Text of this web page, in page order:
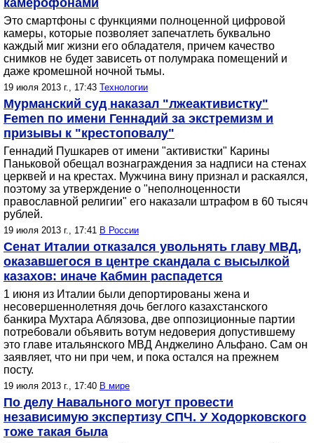
камерофонами
Это смартфоны с функциями полноценной цифровой
камеры, которые позволяет запечатлеть буквально
каждый миг жизни его обладателя, причем качество
снимков не будет зависеть от полумрака помещений и
даже кромешной ночной тьмы.
19 июля 2013 г., 17:43 Технологии
Мурманский суд наказал "лжеактивистку"
Femen по имени Геннадий за экстремизм и
призывы к "крестоповалу"
Геннадий Пушкарев от имени "активистки" Карины
Паньковой обещал вознаграждения за надписи на стенах
церквей и на крестах. Мужчина вину признал и раскаялся,
поэтому за утверждение о "неполноценности
православной религии" его наказали штрафом в 60 тысяч
рублей.
19 июля 2013 г., 17:41 В России
Сенат Италии отказался увольнять главу МВД,
оказавшегося в центре скандала с высылкой
казахов: иначе Кабмин распадется
1 июня из Италии были депортированы жена и
несовершеннолетняя дочь беглого казахстанского
банкира Мухтара Аблязова, две оппозиционные партии
потребовали объявить вотум недоверия допустившему
это главе итальянского МВД Анджелино Альфано. Сам он
заявляет, что ни при чем, и пока остался на прежнем
посту.
19 июля 2013 г., 17:40 В мире
По делу Навального могут провести
независимую экспертизу СПЧ. У Ходорковского
тоже такая была